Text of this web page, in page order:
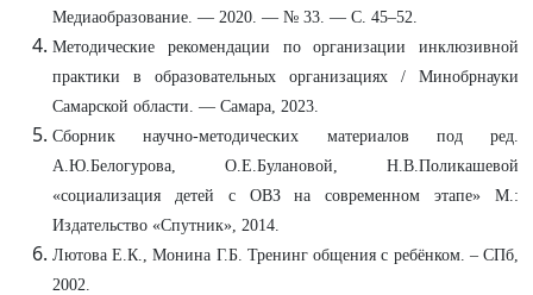
Медиаобразование. — 2020. — № 33. — С. 45–52.
Методические рекомендации по организации инклюзивной
практики в образовательных организациях / Минобрнауки
Самарской области. — Самара, 2023.
Сборник научно-методических материалов под ред.
А.Ю.Белогурова, О.Е.Булановой, Н.В.Поликашевой
«социализация детей с ОВЗ на современном этапе» М.:
Издательство «Спутник», 2014.
Лютова Е.К., Монина Г.Б. Тренинг общения с ребёнком. – СПб,
2002.